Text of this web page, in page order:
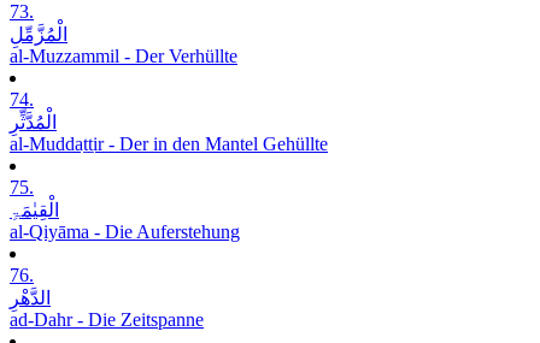
73.
الْمُزَّمِّلِ
al-Muzzammil - Der Verhüllte
74.
الْمُدَّثِّرِ
al-Muddaṯṯir - Der in den Mantel Gehüllte
75.
الْقِیٰمَۃِ
al-Qiyāma - Die Auferstehung
76.
الدَّھْرِ
ad-Dahr - Die Zeitspanne